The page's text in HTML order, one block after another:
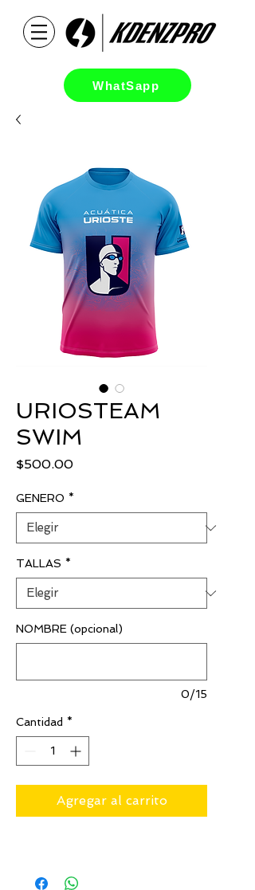
WhatSapp
URIOSTEAM
SWIM
$500.00Precio
GENERO *
TALLAS *
NOMBRE (opcional)
0/15
Cantidad *
Agregar al carrito